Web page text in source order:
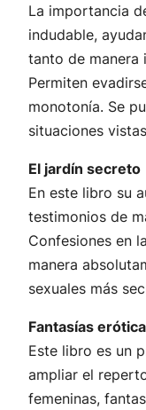
La importancia
indudable,
tanto de manera
Permiten
monotonía. Se
situaciones
El jardín secreto
En este libro su
testimonios de
Confesiones en
manera
sexuales más
Fantasías
Este libro es un
ampliar el
femeninas,